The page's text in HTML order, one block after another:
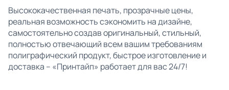
Высококачественная печать, прозрачные цены,
реальная возможность сэкономить на дизайне,
самостоятельно создав оригинальный, стильный,
полностью отвечающий всем вашим требованиям
полиграфический продукт, быстрое изготовление и
доставка – «Принтайп» работает для вас 24/7!